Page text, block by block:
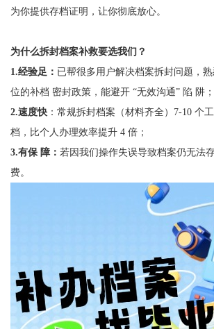
为你提供存档证明，让你彻底放心。
为什么拆封档案补救要选我们？
1.经验足： 已帮很多用户解决档案拆封问题，
位的补档 密封政策，能避开 “无效沟通” 陷 阱；
2.速度快：常规拆封档案（材料齐全）7-10 个
档，比个人办理效率提升 4 倍；
3.有保 障： 若因我们操作失误导致档案仍无法
费。